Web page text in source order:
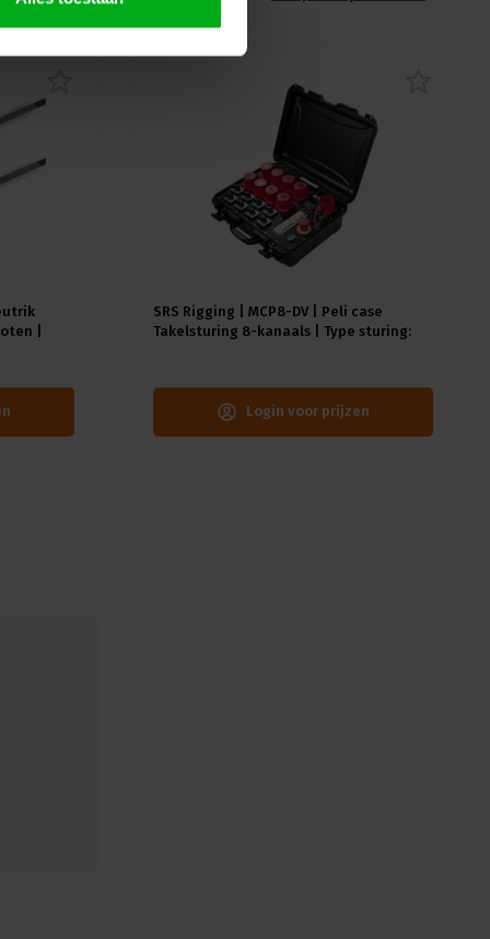
|
SRS Rigging | MCP8-DV | Peli case
Takelsturing 8-kanaals | Type sturing:
Login voor prijzen